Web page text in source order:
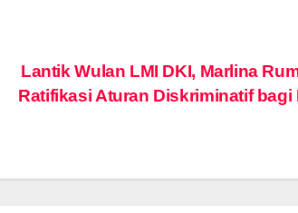
Lantik Wulan LMI DKI, Marlina
Ratifikasi Aturan Diskriminatif bagi